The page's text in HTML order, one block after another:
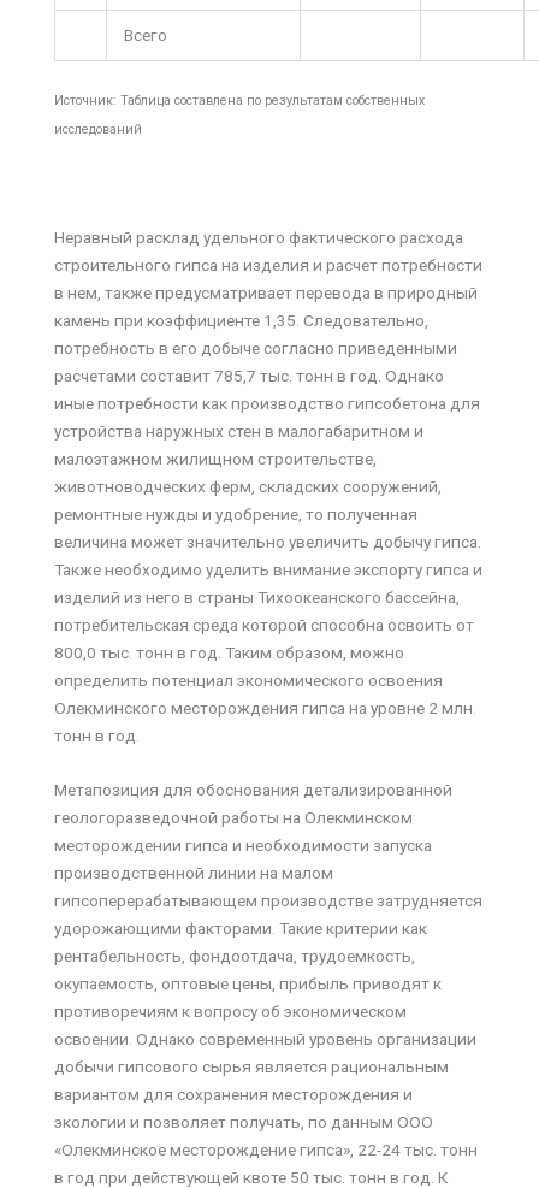
Всего
Источник: Таблица составлена по результатам собственных
исследований
Неравный расклад удельного фактического расхода
строительного гипса на изделия и расчет потребности
в нем, также предусматривает перевода в природный
камень при коэффициенте 1,35. Следовательно,
потребность в его добыче согласно приведенными
расчетами составит 785,7 тыс. тонн в год. Однако
иные потребности как производство гипсобетона для
устройства наружных стен в малогабаритном и
малоэтажном жилищном строительстве,
животноводческих ферм, складских сооружений,
ремонтные нужды и удобрение, то полученная
величина может значительно увеличить добычу гипса.
Также необходимо уделить внимание экспорту гипса и
изделий из него в страны Тихоокеанского бассейна,
потребительская среда которой способна освоить от
800,0 тыс. тонн в год. Таким образом, можно
определить потенциал экономического освоения
Олекминского месторождения гипса на уровне 2 млн.
тонн в год.
Метапозиция для обоснования детализированной
геологоразведочной работы на Олекминском
месторождении гипса и необходимости запуска
производственной линии на малом
гипсоперерабатывающем производстве затрудняется
удорожающими факторами. Такие критерии как
рентабельность, фондоотдача, трудоемкость,
окупаемость, оптовые цены, прибыль приводят к
противоречиям к вопросу об экономическом
освоении. Однако современный уровень организации
добычи гипсового сырья является рациональным
вариантом для сохранения месторождения и
экологии и позволяет получать, по данным ООО
«Олекминское месторождение гипса», 22-24 тыс. тонн
в год при действующей квоте 50 тыс. тонн в год. К